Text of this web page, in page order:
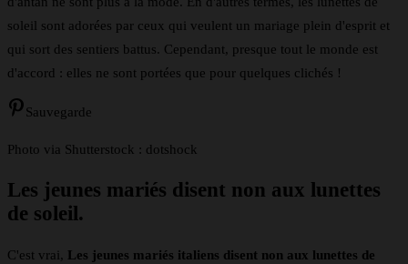
soleil sont adorées par ceux qui veulent un mariage plein d'esprit et
qui sort des sentiers battus. Cependant, presque tout le monde est
d'accord : elles ne sont portées que pour quelques clichés !
Sauvegarde
Photo via Shutterstock : dotshock
Les jeunes mariés disent non aux lunettes
de soleil.
C'est vrai, Les jeunes mariés italiens disent non aux lunettes de